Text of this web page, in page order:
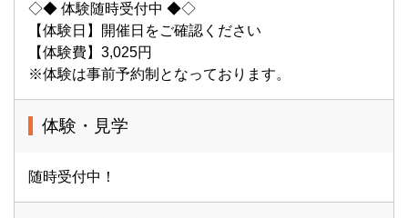
◇◆ 体験随時受付中 ◆◇
【体験日】開催日をご確認ください
【体験費】3,025円
※体験は事前予約制となっております。
体験・見学
随時受付中！